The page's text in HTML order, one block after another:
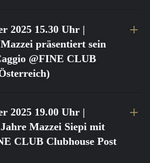
2025 15.30 Uhr |
präsentiert sein
@FINE CLUB
2025 19.00 Uhr |
Mazzei Siepi mit
CLUB Clubhouse Post